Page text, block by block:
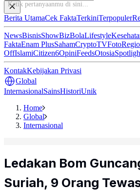
Ta
Berita UtamaCek FaktaTerkiniTerpopuler
NewsBisnisShowBizBolaLifestyle
FaktaEnam PlusSahamCryptoTVFoto
OffIslamiCitizen6OpiniFeedsOtosia
KontakKebijakan Privasi
Global
InternasionalSainsHistoriUnik
Home
Global
Internasional
Ledakan Bom
Suriah, 9 Orang